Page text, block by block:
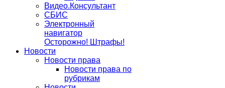
Видео.Консультант
СБИС
Электронный
навигатор
Осторожно! Штрафы!
Новости
Новости права
Новости права по
рубрикам